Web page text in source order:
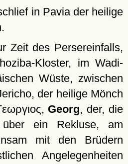
in Pavia der heilige
Zeit des Persereinfalls,
Kloster, im Wadi-
Wüste, zwischen
der heilige Mönch
, Georg, der, die
ein Rekluse, am
mit den Brüdern
Angelegenheiten